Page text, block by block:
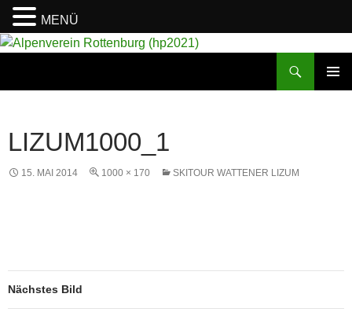
LIZUM1000_1
15. MAI 2014 1000 × 170 SKITOUR WATTENER LIZUM
Nächstes Bild
MENÜ